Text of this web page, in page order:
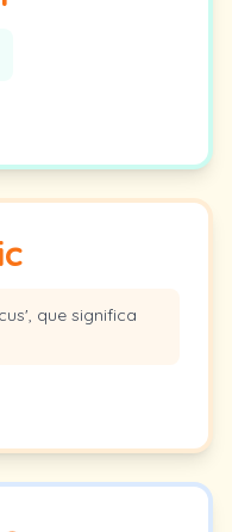
que significa